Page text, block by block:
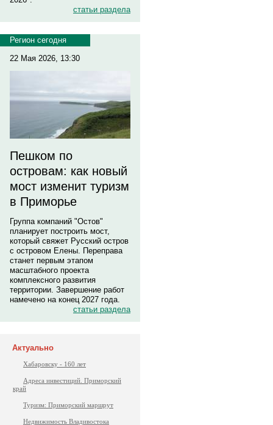
статьи раздела
Регион сегодня
22 Мая 2026, 13:30
Пешком по
островам: как новый
мост изменит туризм
в Приморье
Группа компаний "Остов"
планирует построить мост,
который свяжет Русский остров
с островом Елены. Переправа
станет первым этапом
масштабного проекта
комплексного развития
территории. Завершение работ
намечено на конец 2027 года.
статьи раздела
Актуально
Хабаровску - 160 лет
Адреса инвестиций. Приморский
край
Туризм: Приморский маршрут
Недвижимость Владивостока